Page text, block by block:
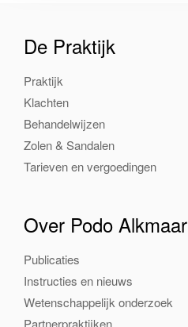
De Praktijk
Praktijk
Klachten
Behandelwijzen
Zolen & Sandalen
Tarieven en vergoedingen
Over Podo Alkmaar
Publicaties
Instructies en nieuws
Wetenschappelijk onderzoek
Partnerpraktijken